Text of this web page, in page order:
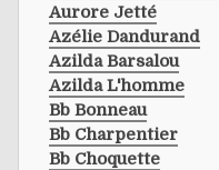
Aurore Jetté
Azélie Dandurand
Azilda Barsalou
Azilda L'homme
Bb Bonneau
Bb Charpentier
Bb Choquette